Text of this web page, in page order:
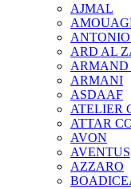
AJMAL
ARD AL
ARMAND
ARMANI
ASDAAF
ATELIER
ATTAR
AVON
AVENTUS
AZZARO